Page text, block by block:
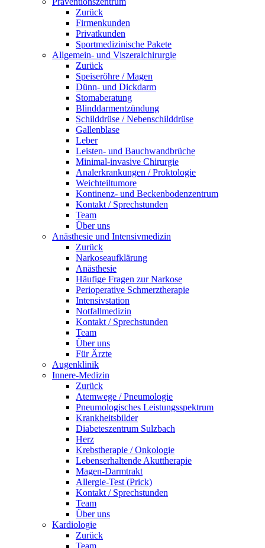
Zurück
Firmenkunden
Privatkunden
Sportmedizinische Pakete
Allgemein- und Viszeralchirurgie
Zurück
Speiseröhre / Magen
Dünn- und Dickdarm
Stomaberatung
Blinddarmentzündung
Schilddrüse / Nebenschilddrüse
Gallenblase
Leber
Leisten- und Bauchwandbrüche
Minimal-invasive Chirurgie
Analerkrankungen / Proktologie
Weichteiltumore
Kontinenz- und Beckenbodenzentrum
Kontakt / Sprechstunden
Team
Über uns
Anästhesie und Intensivmedizin
Zurück
Narkoseaufklärung
Anästhesie
Häufige Fragen zur Narkose
Perioperative Schmerztherapie
Intensivstation
Notfallmedizin
Kontakt / Sprechstunden
Team
Über uns
Für Ärzte
Augenklinik
Innere-Medizin
Zurück
Atemwege / Pneumologie
Pneumologisches Leistungsspektrum
Krankheitsbilder
Diabeteszentrum Sulzbach
Herz
Krebstherapie / Onkologie
Lebenserhaltende Akuttherapie
Magen-Darmtrakt
Allergie-Test (Prick)
Kontakt / Sprechstunden
Team
Über uns
Kardiologie
Zurück
Team